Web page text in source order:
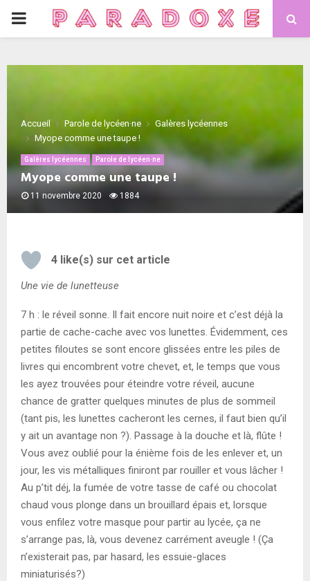
PRIMARY
Accueil Parole de lycéen·ne
Galères lycéennes
Myope comme une taupe !
Galères lycéennes Parole de lycéen·ne
Myope comme une taupe !
11 novembre 2020 1884
4 like(s) sur cet article
Une vie de lunetteuse
7 h : le réveil sonne. Il fait encore nuit noire et c’est déjà la
partie de cache-cache avec vos lunettes. Évidemment, ces
petites filoutes se sont encore glissées entre les piles de
livres qui encombrent votre chevet, et, le temps que vous
les ayez trouvées pour éteindre votre réveil, aucune
chance de gratter quelques minutes de plus de sommeil
(tant pis, les lunettes cacheront les cernes, il faut bien qu’il
y ait un avantage non ?). Passage à la douche et là, flûte !
Vous avez oublié pour la énième fois de les enlever et, un
jour, les vis métalliques finiront par rouiller et vous lâcher !
Au p’tit déj, la fumée de votre tasse de café ou chocolat
chaud vous plonge dans un brouillard épais et, lorsque
vous enfilez votre masque pour partir au lycée, ça ne
s’arrange pas, là, vous devenez carrément aveugle ! (Ça
n’existerait pas, par hasard, les essuie-glaces
miniaturisés?)